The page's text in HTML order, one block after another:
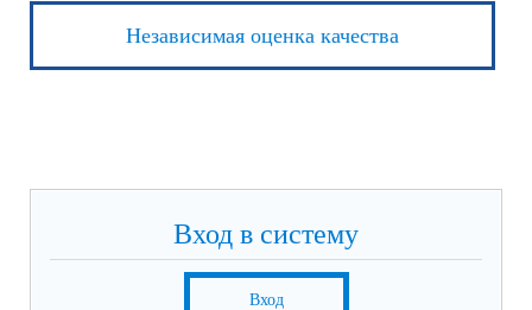
Независимая оценка качества
Вход в систему
Вход